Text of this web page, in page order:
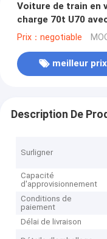
Voiture de train en
charge 70t U70
Prix：negotiable
meilleur prix
Description De
Surligner
Capacité
d'approvisionnement
Conditions de
paiement
Délai de livraison